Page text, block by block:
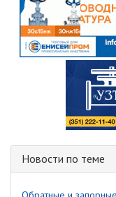
Новости по теме